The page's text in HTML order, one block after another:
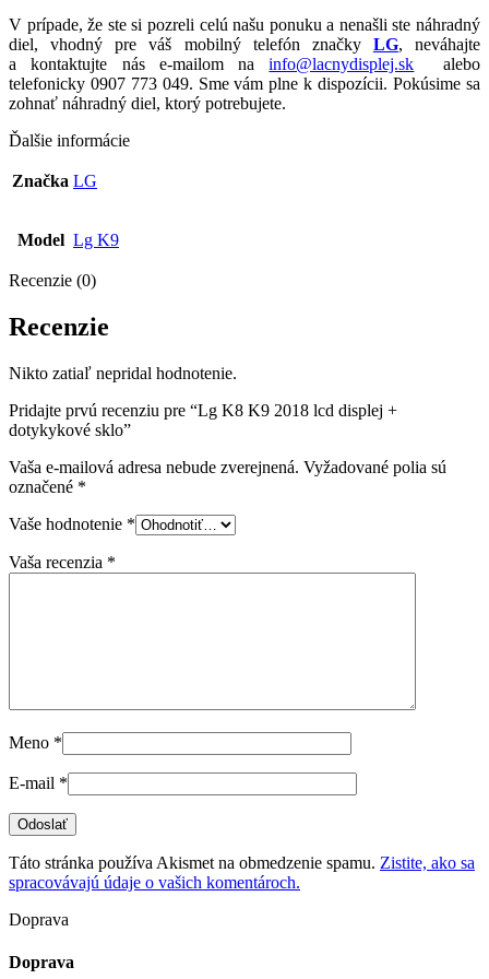
V prípade, že ste si pozreli celú našu ponuku a nenašli ste náhradný
diel, vhodný pre váš mobilný telefón značky LG, neváhajte
a kontaktujte nás e-mailom nainfo@lacnydisplej.sk alebo
telefonicky 0907 773 049. Sme vám plne k dispozícii. Pokúsime sa
zohnať náhradný diel, ktorý potrebujete.
Ďalšie informácie
Značka LG
Model Lg K9
Recenzie (0)
Recenzie
Nikto zatiaľ nepridal hodnotenie.
Pridajte prvú recenziu pre “Lg K8 K9 2018 lcd displej +
dotykykové sklo”
Vaša e-mailová adresa nebude zverejnená. Vyžadované polia sú
označené *
Vaše hodnotenie *
Vaša recenzia *
Meno *
E-mail *
Táto stránka používa Akismet na obmedzenie spamu. Zistite, ako sa
spracovávajú údaje o vašich komentároch.
Doprava
Doprava